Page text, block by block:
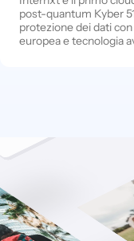
post-quantum Kyber
protezione dei dati
europea e tecnologia